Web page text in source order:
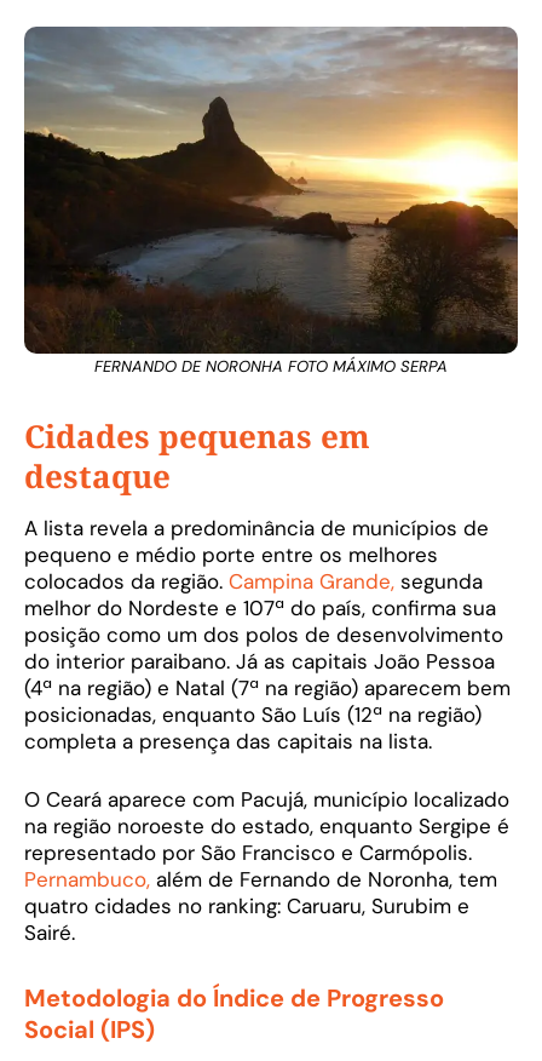
FERNANDO DE NORONHA FOTO MÁXIMO SERPA
Cidades pequenas em
destaque
A lista revela a predominância de municípios de
pequeno e médio porte entre os melhores
colocados da região. Campina Grande, segunda
melhor do Nordeste e 107ª do país, confirma sua
posição como um dos polos de desenvolvimento
do interior paraibano. Já as capitais João Pessoa
(4ª na região) e Natal (7ª na região) aparecem bem
posicionadas, enquanto São Luís (12ª na região)
completa a presença das capitais na lista.
O Ceará aparece com Pacujá, município localizado
na região noroeste do estado, enquanto Sergipe é
representado por São Francisco e Carmópolis.
Pernambuco, além de Fernando de Noronha, tem
quatro cidades no ranking: Caruaru, Surubim e
Sairé.
Metodologia do Índice de Progresso
Social (IPS)